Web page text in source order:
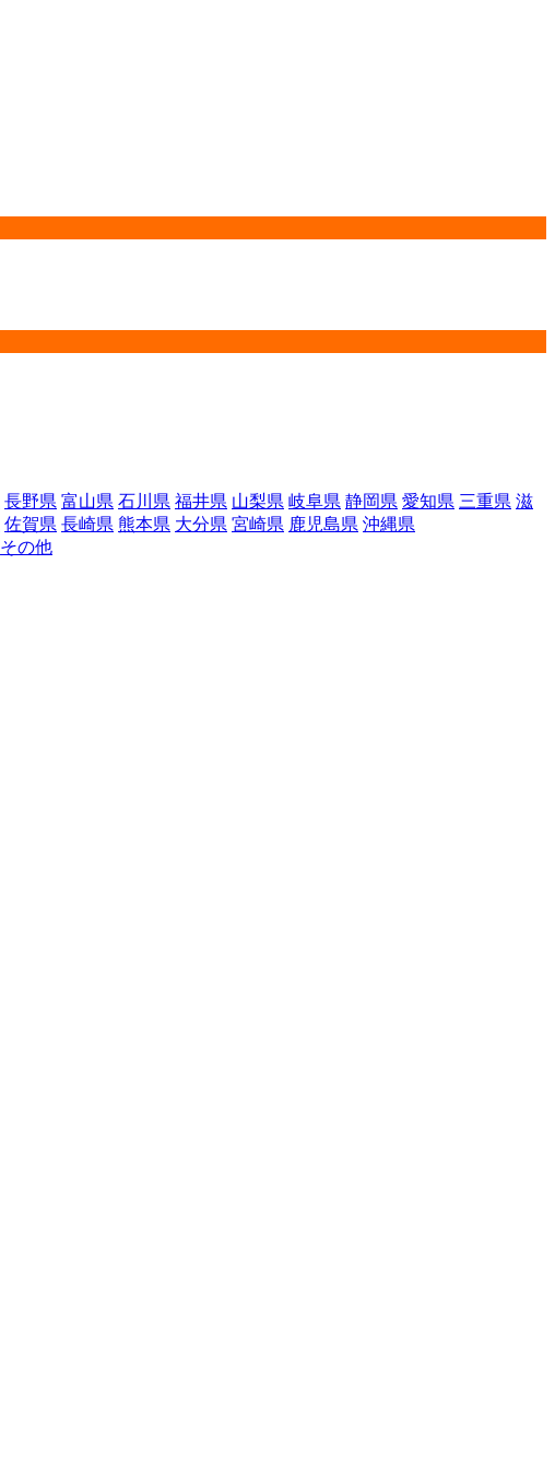
長野県 富山県 石川県 福井県 山梨県 岐阜県 静岡県 愛知県 三重県 滋
佐賀県 長崎県 熊本県 大分県 宮崎県 鹿児島県 沖縄県
その他